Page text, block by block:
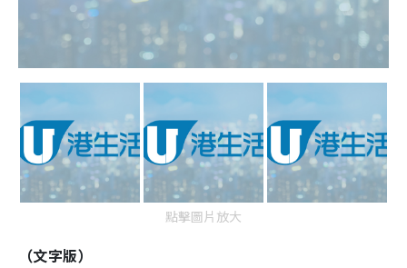
點擊圖片放大
（文字版）